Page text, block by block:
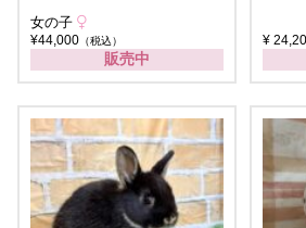
女の子
¥44,000 （税込）
販売中
¥